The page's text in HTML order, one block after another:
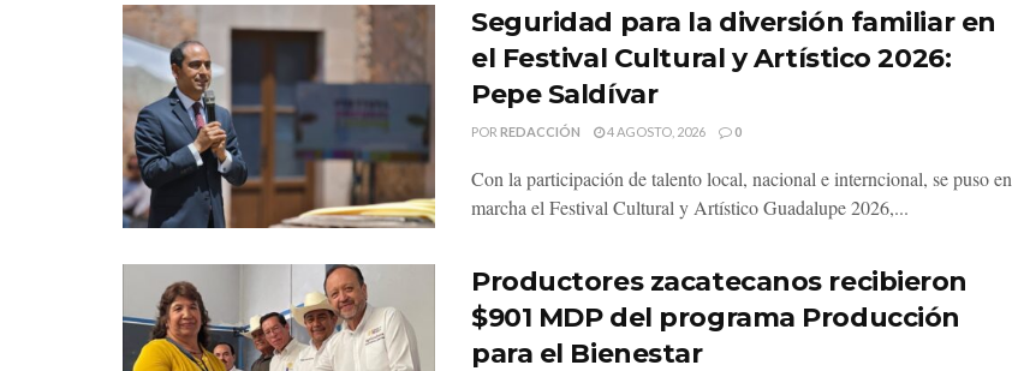
Seguridad para la diversión familiar en
el Festival Cultural y Artístico 2026:
Pepe Saldívar
POR REDACCIÓN 4 AGOSTO, 2026 0
Con la participación de talento local, nacional e interncional, se puso en
marcha el Festival Cultural y Artístico Guadalupe 2026,...
Productores zacatecanos recibieron
$901 MDP del programa Producción
para el Bienestar